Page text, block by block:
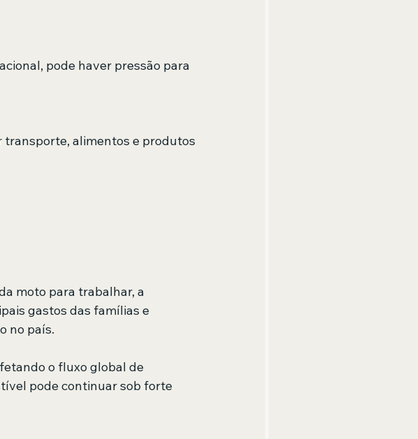
pode haver pressão para
transporte, alimentos e produtos
moto para trabalhar, a
gastos das famílias e
no país.
o fluxo global de
pode continuar sob forte